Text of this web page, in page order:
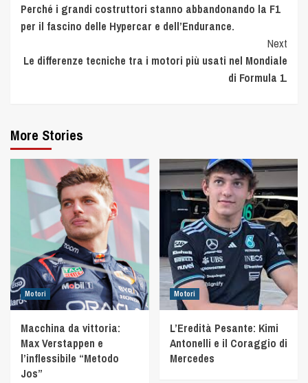
Perché i grandi costruttori stanno abbandonando la F1
per il fascino delle Hypercar e dell’Endurance.
Next
Le differenze tecniche tra i motori più usati nel Mondiale
di Formula 1.
More Stories
Motori
Macchina da vittoria:
Max Verstappen e
l’inflessibile “Metodo
Jos”
Motori
L’Eredità Pesante: Kimi
Antonelli e il Coraggio di
Mercedes